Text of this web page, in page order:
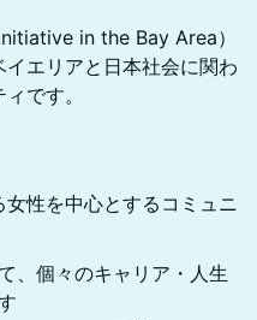
in the Bay Area）
エリアと日本社会に関わ
です。
性を中心とするコミュニ
、個々のキャリア・人生